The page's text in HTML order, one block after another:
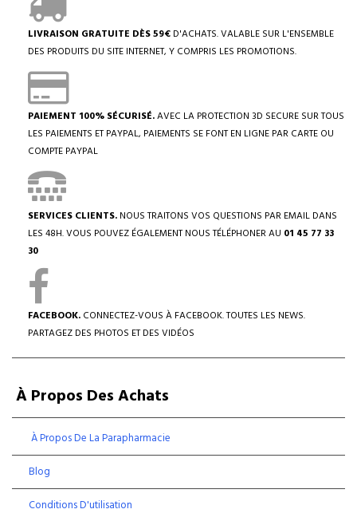
LIVRAISON GRATUITE DÈS 59€ D'ACHATS. VALABLE SUR L'ENSEMBLE
DES PRODUITS DU SITE INTERNET, Y COMPRIS LES PROMOTIONS.
PAIEMENT 100% SÉCURISÉ.AVEC LA PROTECTION 3D SECURE SUR TOUS
LES PAIEMENTS ET PAYPAL, PAIEMENTS SE FONT EN LIGNE PAR CARTE OU
COMPTE PAYPAL
SERVICES CLIENTS. NOUS TRAITONS VOS QUESTIONS PAR EMAIL DANS
LES 48H. VOUS POUVEZ ÉGALEMENT NOUS TÉLÉPHONER AU 01 45 77 33
30
FACEBOOK. CONNECTEZ-VOUS À FACEBOOK. TOUTES LES NEWS.
PARTAGEZ DES PHOTOS ET DES VIDÉOS
À Propos Des Achats
À Propos De La Parapharmacie
Blog
Conditions D'utilisation